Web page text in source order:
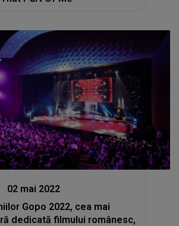
Stiri
02 mai 2022
Gopo 2022, cea mai
dedicată filmului românesc,